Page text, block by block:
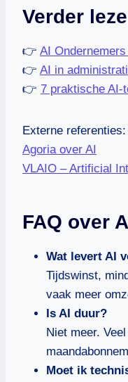
Verder
👉 AI
👉 AI in
👉 7 praktische AI-
Externe referenties:
Agoria over AI
VLAIO – Artificial
FAQ over
Wat levert AI
Tijdswinst,
vaak meer
Is AI duur?
Niet meer.
Moet ik